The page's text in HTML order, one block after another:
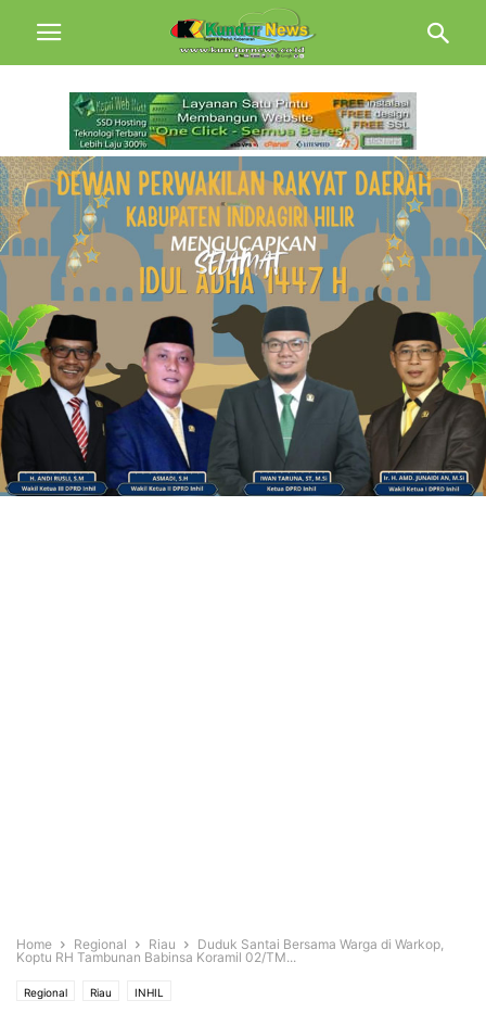
Home Regional Riau
Duduk Santai Bersama Warga di Warkop,
Koptu RH Tambunan Babinsa Koramil 02/TM...
Regional Riau INHIL